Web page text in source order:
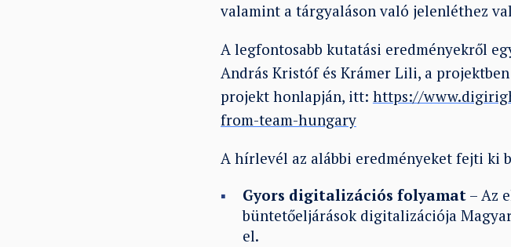
valamint a tárgyaláson való jelenléthez
A legfontosabb kutatási eredményekről
András Kristóf és Krámer Lili, a
projekt honlapján, itt: https://
from-team-hungary
A hírlevél az alábbi eredményeket fejti ki
Gyors digitalizációs folyamat – Az
büntetőeljárások digitalizációja
el.